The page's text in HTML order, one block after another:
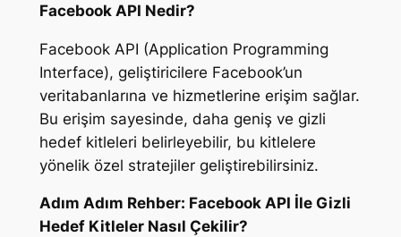
Facebook API Nedir?
Facebook API (Application Programming
Interface), geliştiricilere Facebook’un
veritabanlarına ve hizmetlerine erişim sağlar.
Bu erişim sayesinde, daha geniş ve gizli
hedef kitleleri belirleyebilir, bu kitlelere
yönelik özel stratejiler geliştirebilirsiniz.
Adım Adım Rehber: Facebook API İle Gizli
Hedef Kitleler Nasıl Çekilir?